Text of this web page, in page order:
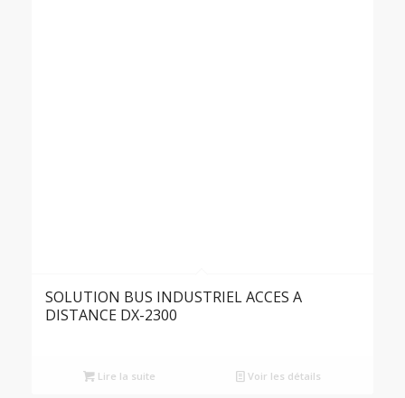
SOLUTION BUS INDUSTRIEL ACCES A
DISTANCE DX-2300
Lire la suite Voir les détails